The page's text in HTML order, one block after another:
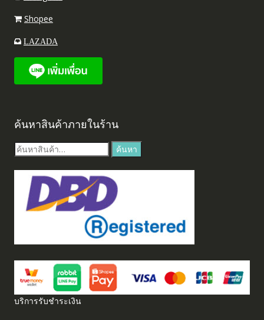
Shopee
LAZADA
ค้นหาสินค้าภายในร้าน
ค้นหา: ค้นหา
บริการรับชำระเงิน